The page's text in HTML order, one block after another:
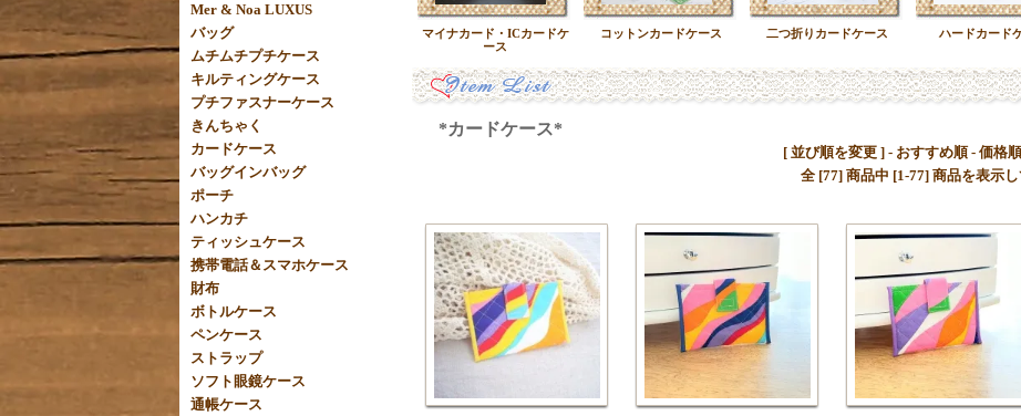
マイナカード・ICカードケ
ース
コットンカードケース 二つ折りカードケース ハードカード
*カードケース*
[ 並び順を変更 ] - おすすめ順- 価格順
全 [77] 商品中 [1-77] 商品を表示
Mer & Noa LUXUS
バッグ
ムチムチプチケース
キルティングケース
プチファスナーケース
きんちゃく
カードケース
バッグインバッグ
ポーチ
ハンカチ
ティッシュケース
携帯電話＆スマホケース
財布
ボトルケース
ペンケース
ストラップ
ソフト眼鏡ケース
通帳ケース